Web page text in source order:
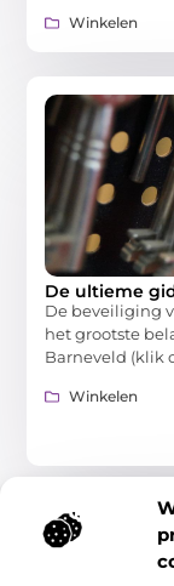
Winkelen
De ultieme
De beveiliging
het grootste
Barneveld (klik
Winkelen